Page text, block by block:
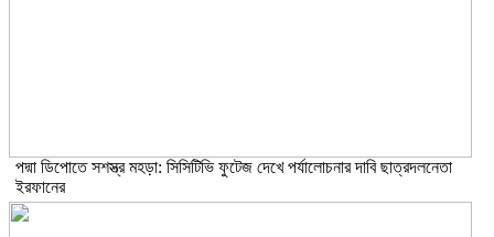
পদ্মা ডিপোতে সশস্ত্র মহড়া: সিসিটিভি ফুটেজ দেখে পর্যালোচনার দাবি ছাত্রদলনেতা
ইরফানের